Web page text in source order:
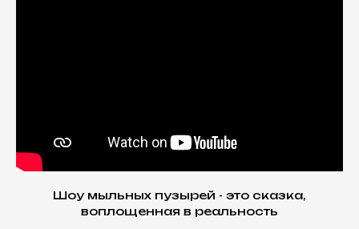
Шоу мыльных пузырей - это сказка,
воплощенная в реальность